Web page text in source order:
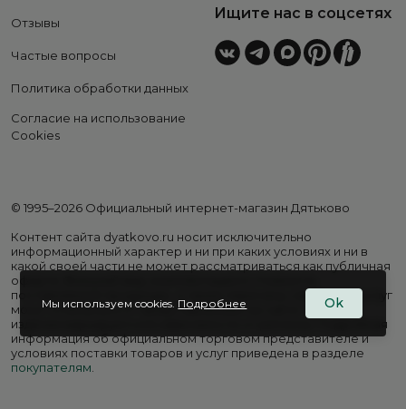
Отзывы
Частые вопросы
Политика обработки данных
Согласие на использование
Cookies
Ищите нас в соцсетях
© 1995–2026 Официальный интернет-магазин Дятьково
Контент сайта dyatkovo.ru носит исключительно
информационный характер и ни при каких условиях и ни в
какой своей части не может рассматриваться как публичная
оферта. Внешний вид, комплектация и стоимость
поставляемой продукции, а также перечень сервисных услуг
могут отличаться от представленных на сайте. Цены на
изделия варьируются в зависимости от региона. Подробная
информация об официальном торговом представителе и
условиях поставки товаров и услуг приведена в разделе
покупателям.
Мы используем cookies. Подробнее Ok